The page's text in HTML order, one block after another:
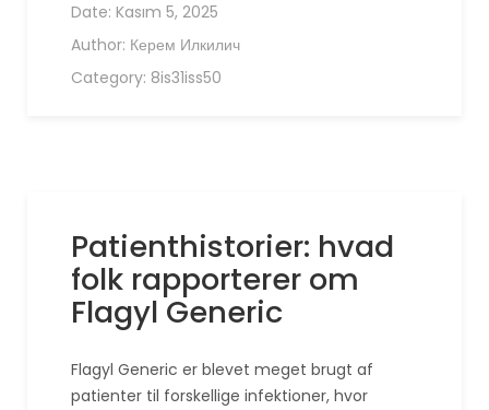
Date: Kasım 5, 2025
Author: Керем Илкилич
Category: 8is31iss50
Patienthistorier: hvad
folk rapporterer om
Flagyl Generic
Flagyl Generic er blevet meget brugt af
patienter til forskellige infektioner, hvor